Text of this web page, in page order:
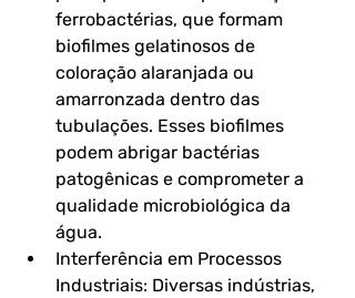
ferrobactérias, que formam
biofilmes gelatinosos de
coloração alaranjada ou
amarronzada dentro das
tubulações. Esses biofilmes
podem abrigar bactérias
patogênicas e comprometer a
qualidade microbiológica da
água.
Interferência em Processos
Industriais: Diversas indústrias,